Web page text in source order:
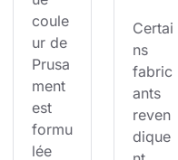
coule
ur de
Prusa
ment
est
formu
lée
Certai
ns
fabric
ants
reven
dique